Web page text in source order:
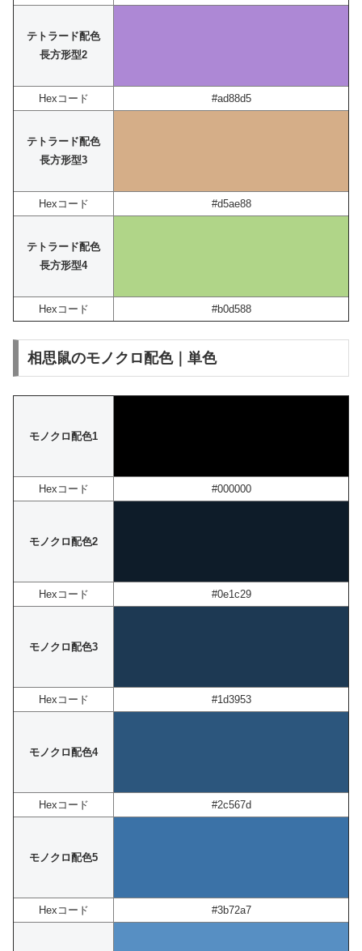
テトラード配色
長方形型2
Hexコード #ad88d5
テトラード配色
長方形型3
Hexコード #d5ae88
テトラード配色
長方形型4
Hexコード #b0d588
相思鼠のモノクロ配色｜単色
モノクロ配色1
Hexコード #000000
モノクロ配色2
Hexコード #0e1c29
モノクロ配色3
Hexコード #1d3953
モノクロ配色4
Hexコード #2c567d
モノクロ配色5
Hexコード #3b72a7